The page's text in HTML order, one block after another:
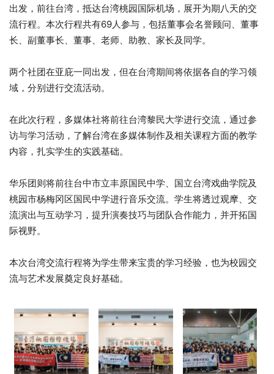
出发，前往台湾，抵达台湾桃园国际机场，展开为期八天的交
流行程。本次行程共有69人参与，包括董事会名誉顾问、董事
长、副董事长、董事、老师、助教、家长及同学。
两个社团在亚庇一同出发，但在台湾期间将依据各自的学习领
域，分别进行交流活动。
在此次行程，多媒体社将前往台湾黎民大学进行交流，通过参
访与学习活动，了解台湾在多媒体制作及相关课程方面的教学
内容，扎实学生的实践基础。
华乐团则将前往台中市立丰原国民中学、国立台湾戏曲学院及
桃园市杨梅冈区国民中学进行音乐交流。学生将透过观摩、交
流演出与互动学习，提升演奏技巧与团队合作能力，并开拓国
际视野。
本次台湾交流行程将为学生带来宝贵的学习经验，也为校园交
流与艺术发展奠定良好基础。